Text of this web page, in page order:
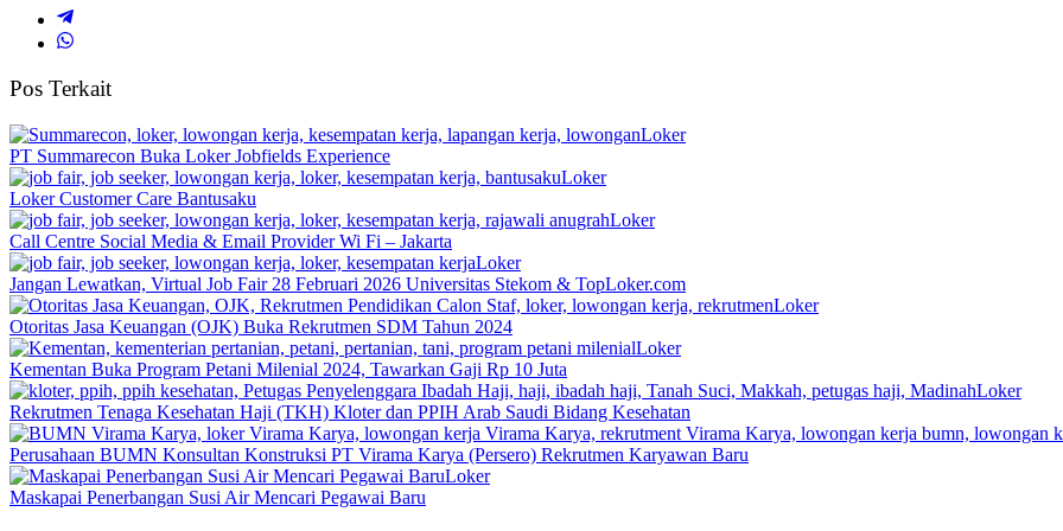
Pos Terkait
Loker
PT Summarecon Buka Loker Jobfields Experience
Loker
Loker Customer Care Bantusaku
Loker
Call Centre Social Media & Email Provider Wi Fi – Jakarta
Loker
Jangan Lewatkan, Virtual Job Fair 28 Februari 2026 Universitas Stekom & TopLoker.com
Loker
Otoritas Jasa Keuangan (OJK) Buka Rekrutmen SDM Tahun 2024
Loker
Kementan Buka Program Petani Milenial 2024, Tawarkan Gaji Rp 10 Juta
Loker
Rekrutmen Tenaga Kesehatan Haji (TKH) Kloter dan PPIH Arab Saudi Bidang Kesehatan
Perusahaan BUMN Konsultan Konstruksi PT Virama Karya (Persero) Rekrutmen Karyawan Baru
Loker
Maskapai Penerbangan Susi Air Mencari Pegawai Baru